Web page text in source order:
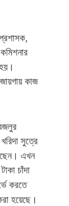
,
কমিশনার
।
জায়গায় কাজ
খরিদা সুত্রে
। এখন
টাকা চাঁদা
করতে
হয়েছে।